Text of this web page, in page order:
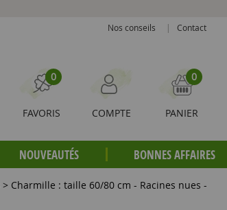
Nos conseils | Contact
0
FAVORIS COMPTE
0
PANIER
NOUVEAUTÉS BONNES AFFAIRES
> Charmille : taille 60/80 cm - Racines nues -